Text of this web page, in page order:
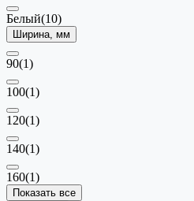
Белый(10)
Ширина, мм
90(1)
100(1)
120(1)
140(1)
160(1)
Показать все